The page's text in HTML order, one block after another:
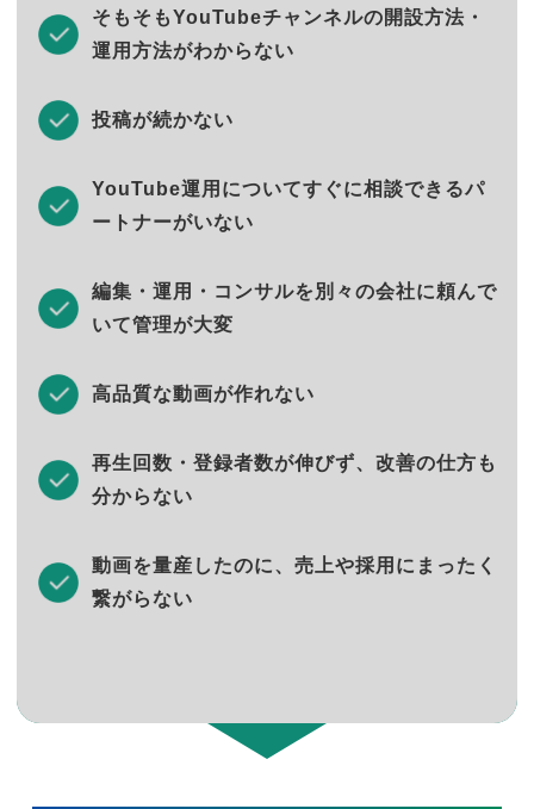
そもそもYouTubeチャンネルの開設方法・
運用方法がわからない
投稿が続かない
YouTube運用についてすぐに相談できるパ
ートナーがいない
編集・運用・コンサルを別々の会社に頼んで
いて管理が大変
高品質な動画が作れない
再生回数・登録者数が伸びず、改善の仕方も
分からない
動画を量産したのに、売上や採用にまったく
繋がらない